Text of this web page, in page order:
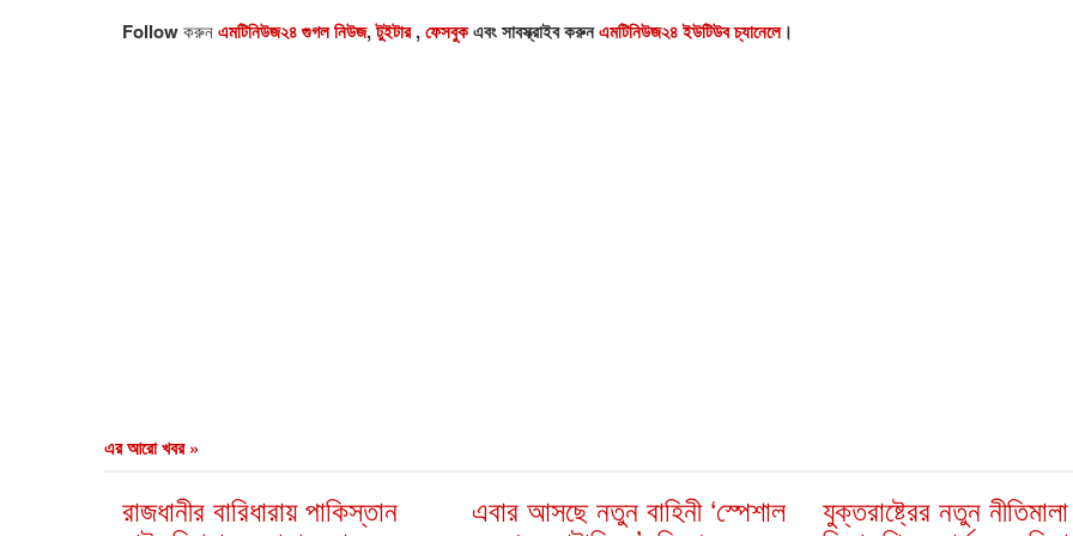
Followকরুনএমটিনিউজ২৪ গুগল নিউজ,টুইটার,ফেসবুকএবং সাবস্ক্রাইব করুনএমটিনিউজ২৪ ইউটিউব চ্যানেলে।
এর আরো খবর »
রাজধানীর বারিধারায় পাকিস্তান এবার আসছে নতুন বাহিনী ‘স্পেশাল যুক্তরাষ্ট্রের নতুন